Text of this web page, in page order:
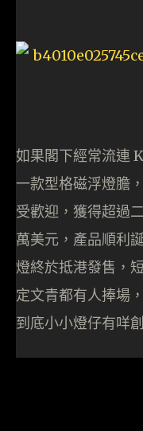
如果閣下經常流連
一款型格磁浮燈膽
受歡迎，獲得超過
萬美元，產品順利
燈終於抵港發售，
定文青都有人捧場
到底小小燈仔有咩